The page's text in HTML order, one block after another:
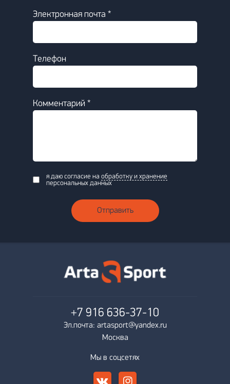
Электронная почта *
Телефон
Комментарий *
я даю согласие на обработку и хранение
персональных данных
Отправить
+7 916 636-37-10
Эл.почта: artasport@yandex.ru
Москва
Мы в соцсетях